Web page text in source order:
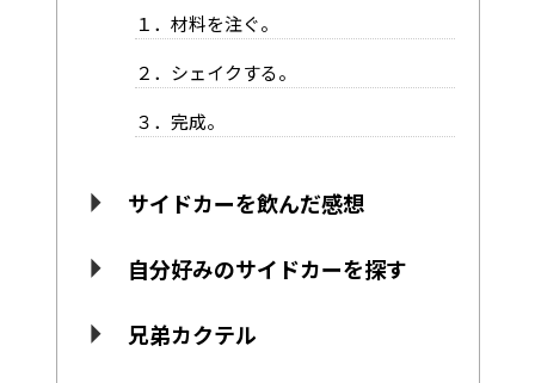
１．材料を注ぐ。
２．シェイクする。
３．完成。
サイドカーを飲んだ感想
自分好みのサイドカーを探す
兄弟カクテル